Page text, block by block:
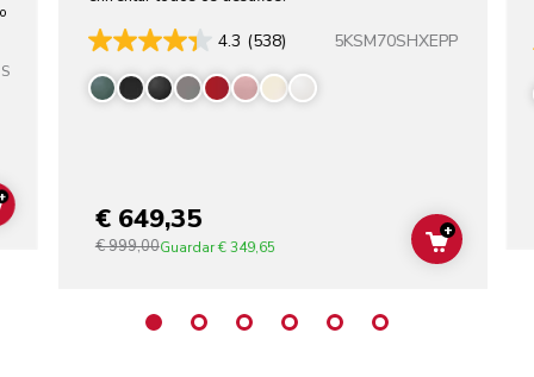
ADD TO CART
4.3 (538) 5KSM70SHXEPP
€ 649,35
€ 999,00Guardar€ 349,65 ADD TO
+